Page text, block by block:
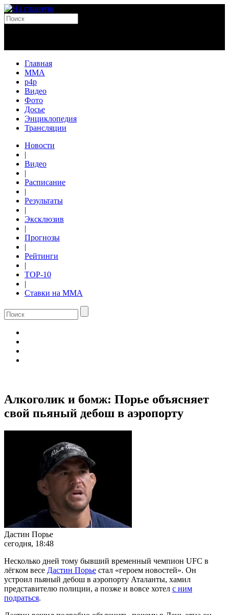
Главная
MMA
p4p
Видео
Фото
Досье
Энциклопедия
Трансляции
Новости
|
Видео
|
Расписание
|
Результаты
|
Эксклюзив
|
Прогнозы
|
Рейтинги
|
TOP-10
|
Ставки на ММА
Алкоголик и бомж: Порье объясняет
свой пьяный дебош в аэропорту
Дастин Порье
сегодня, 18:48
Несколько дней тому бывший временный чемпион UFC в
лёгком весе Дастин Порье стал «героем новостей». Он
устроил пьяный дебош в аэропорту Аталанты, хамил
представителю полиции, а позже и вовсе хотел с ним
подраться.